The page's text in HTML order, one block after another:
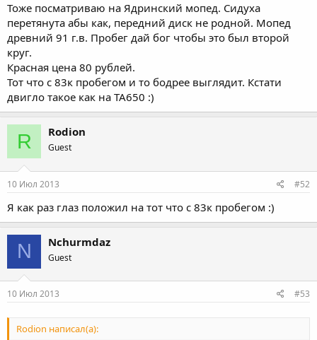
Тоже посматриваю на Ядринский мопед. Сидуха
перетянута абы как, передний диск не родной. Мопед
древний 91 г.в. Пробег дай бог чтобы это был второй
круг.
Красная цена 80 рублей.
Тот что с 83к пробегом и то бодрее выглядит. Кстати
двигло такое как на ТА650 :)
R Rodion
Guest
10 Июл 2013 #52
Я как раз глаз положил на тот что с 83к пробегом :)
N Nchurmdaz
Guest
10 Июл 2013 #53
Rodion написал(а):